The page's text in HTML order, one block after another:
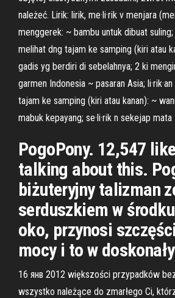
należeć. Lirik: lirik, me·li·rik v menjara
menggerek: ~ bambu untuk dibuat suling;
melihat dng tajam ke samping (kiri atau
gadis yg berdiri di sebelahnya; 2 ki
garmen Indonesia ~ pasaran Asia;
tajam ke samping (kiri atau kanan): ~
mabuk kepayang; se·li·rik n sekejap mata
PogoPony. 12,547
talking about this.
biżuteryjny talizman
serduszkiem w
oko, przynosi
mocy i to w
16 янв 2012 większości przypadków
wszystko należące do zmarłego Ci,